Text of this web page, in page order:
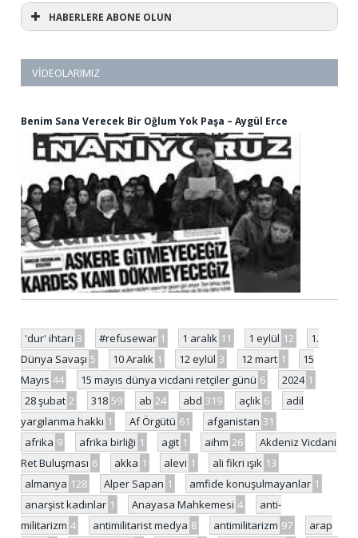
HABERLERE ABONE OLUN
VIDEOLARIMIZ
Benim Sana Verecek Bir Oğlum Yok Paşa – Aygül Erce
'dur' ihtarı 3 #refusewar 1 1 aralık 11 1 eylül 12
1.
Dünya Savaşı 5 10 Aralık 1 12 eylül 3 12 mart 1
15
Mayıs 44 15 mayıs dünya vicdani retçiler günü 6 2024 1
28 şubat 2 318 59 ab 24 abd 319 açlık 6
adil
yargılanma hakkı 1 Af Örgütü 61 afganistan 31
afrika 9 afrika birliği 1 agit 1 aihm 26
Akdeniz Vicdani
Ret Buluşması 6 akka 1 alevi 1 ali fikri ışık 13
almanya 128 Alper Sapan 1 amfide konuşulmayanlar 1
anarşist kadınlar 1 Anayasa Mahkemesi 4
anti-
militarizm 4 antimilitarist medya 8 antimilitarizm 97 arap